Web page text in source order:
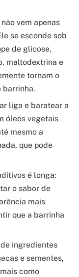
vem apenas
se esconde sob
de glicose,
maltodextrina e
tornam o
barrinha.
liga e baratear a
óleos vegetais
mesmo a
que pode
é longa:
o sabor de
mais
que a barrinha
ingredientes
e sementes,
como